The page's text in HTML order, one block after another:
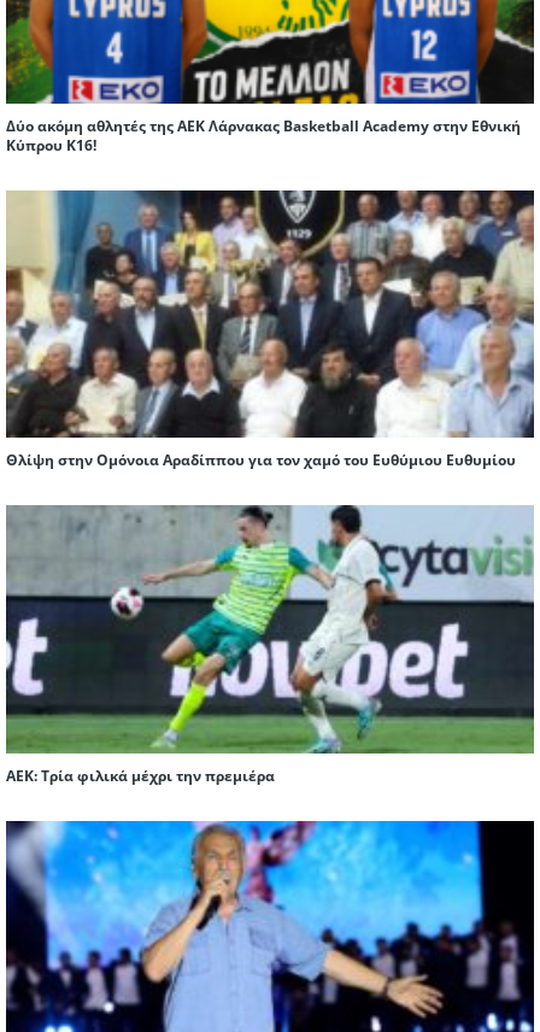
Δύο ακόμη αθλητές της ΑΕΚ Λάρνακας Basketball Academy στην Εθνική
Κύπρου Κ16!
Θλίψη στην Ομόνοια Αραδίππου για τον χαμό του Ευθύμιου Ευθυμίου
ΑΕΚ: Τρία φιλικά μέχρι την πρεμιέρα